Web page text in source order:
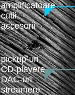
amplificatoare
cutii
accesorii
pickup-uri
CD-playere
DAC-uri
streamere